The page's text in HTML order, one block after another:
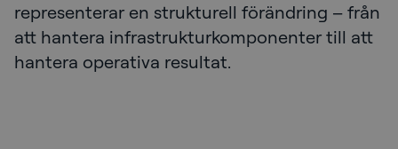
representerar en strukturell förändring – från
att hantera infrastrukturkomponenter till att
hantera operativa resultat.